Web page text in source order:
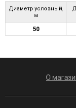
Диаметр условный,
м
50
О